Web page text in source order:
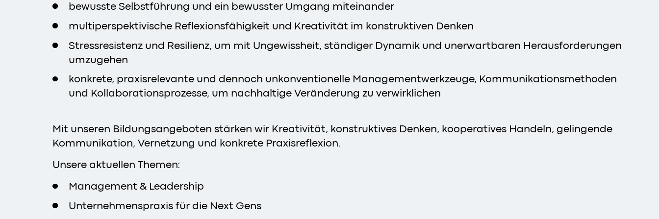
bewusste Selbstführung und ein bewusster Umgang miteinander
multiperspektivische Reflexionsfähigkeit und Kreativität im konstruktiven Denken
Stressresistenz und Resilienz, um mit Ungewissheit, ständiger Dynamik und unerwartbaren Herausforderungen
umzugehen
konkrete, praxisrelevante und dennoch unkonventionelle Managementwerkzeuge, Kommunikationsmethoden
und Kollaborationsprozesse, um nachhaltige Veränderung zu verwirklichen
Mit unseren Bildungsangeboten stärken wir Kreativität, konstruktives Denken, kooperatives Handeln, gelingende
Kommunikation, Vernetzung und konkrete Praxisreflexion.
Unsere aktuellen Themen:
Management & Leadership
Unternehmenspraxis für die Next Gens